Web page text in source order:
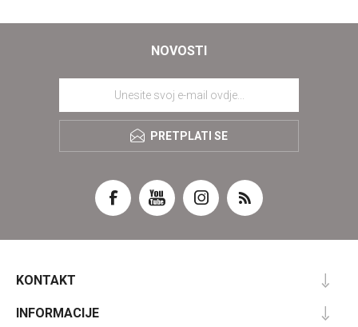
NOVOSTI
PRETPLATI SE
KONTAKT
INFORMACIJE